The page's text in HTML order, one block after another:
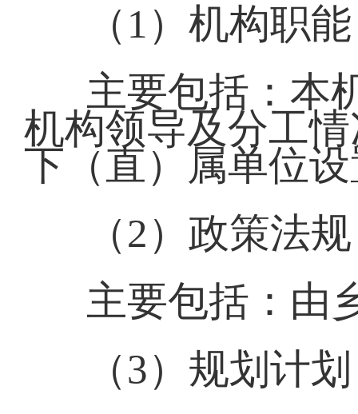
（1）机构职能
主要包括：本
机构领导及分工
下（直）属单位
（2）政策法规
主要包括：由
（3）规划计划